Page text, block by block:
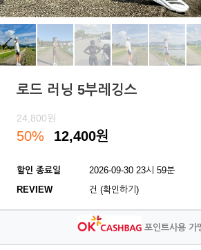
로드 러닝 5부레깅스
24,800원
50% 12,400원
할인 종료일
2026-09-30 23시 59분
REVIEW
건 (확인하기)
포인트사용 가